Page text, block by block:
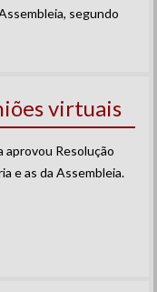
segundo
virtuais
Resolução
e as da Assembleia.